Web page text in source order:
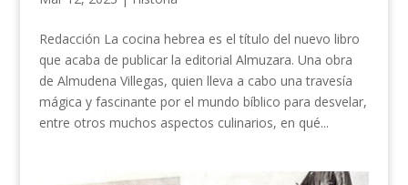
Redacción La cocina hebrea es el título del nuevo libro
que acaba de publicar la editorial Almuzara. Una obra
de Almudena Villegas, quien lleva a cabo una travesía
mágica y fascinante por el mundo bíblico para desvelar,
entre otros muchos aspectos culinarios, en qué...